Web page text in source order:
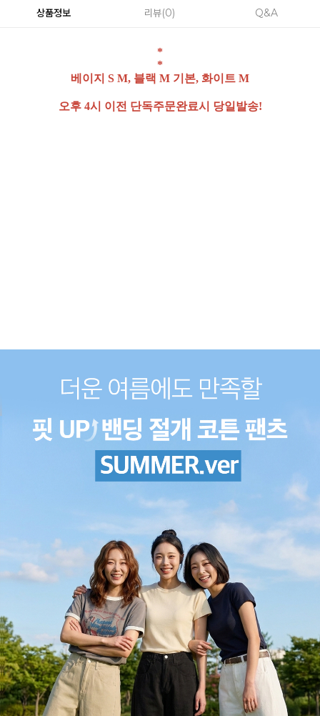
상품정보 리뷰 0 Q&A
*
*
베이지 S M, 블랙 M 기본, 화이트 M
오후 4시 이전 단독주문완료시 당일발송!